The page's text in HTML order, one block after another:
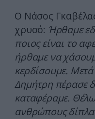
Ο Νάσος
χρυσό: Ήρθαμε
ποιος είναι το
ήρθαμε να
κερδίσουμε.
Δημήτρη πέρασε
καταφέραμε.
ανθρώπους